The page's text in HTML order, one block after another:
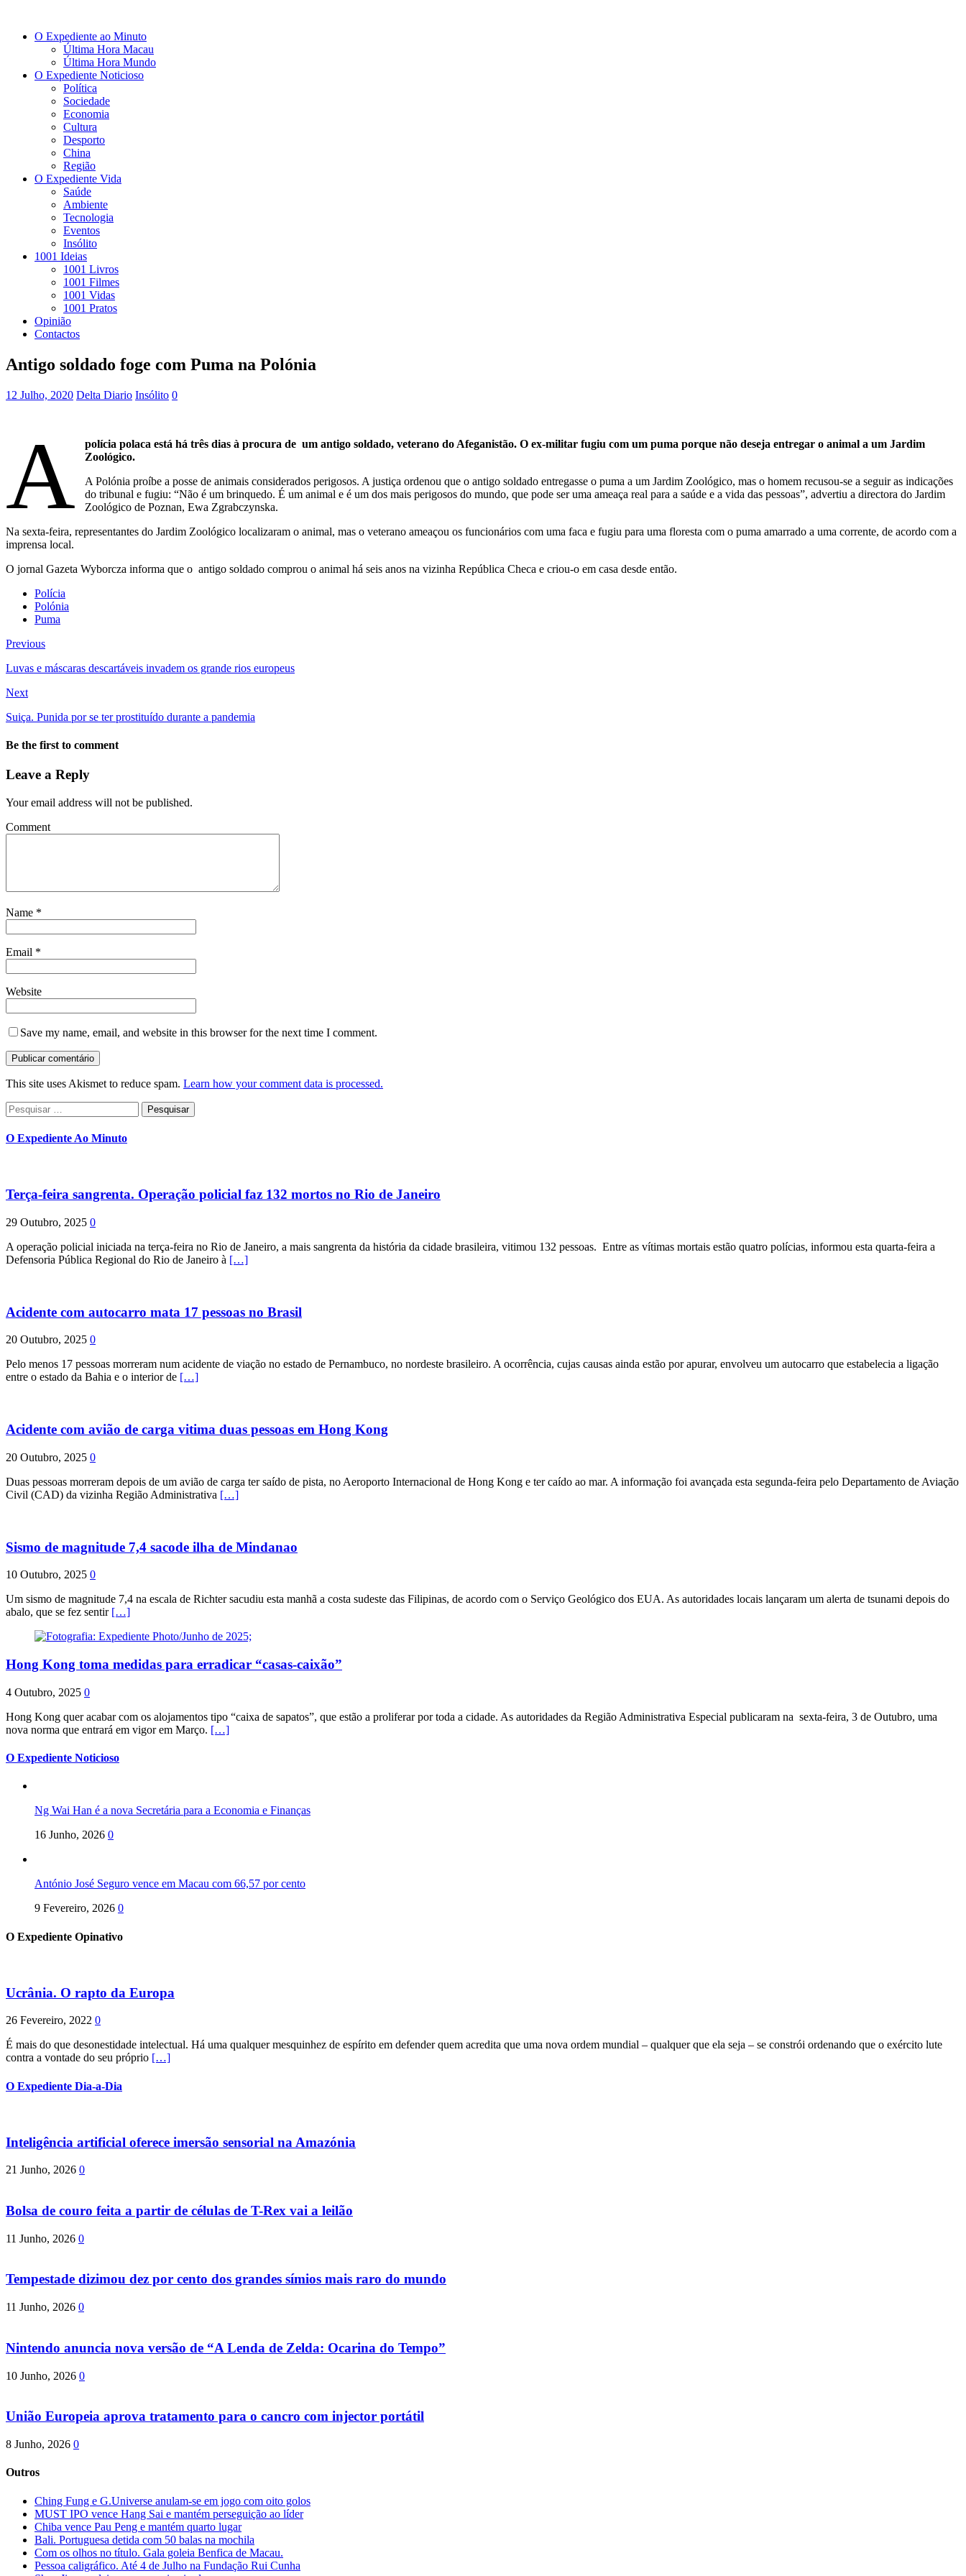
O Expediente ao Minuto
Última Hora Macau
Última Hora Mundo
O Expediente Noticioso
Política
Sociedade
Economia
Cultura
Desporto
China
Região
O Expediente Vida
Saúde
Ambiente
Tecnologia
Eventos
Insólito
1001 Ideias
1001 Livros
1001 Filmes
1001 Vidas
1001 Pratos
Opinião
Contactos
Antigo soldado foge com Puma na Polónia
12 Julho, 2020 Delta Diario Insólito 0
A
polícia polaca está há três dias à procura de um antigo soldado, veterano do Afeganistão. O ex-militar fugiu com um puma porque não deseja entregar o animal a um Jardim
Zoológico.
A Polónia proíbe a posse de animais considerados perigosos. A justiça ordenou que o antigo soldado entregasse o puma a um Jardim Zoológico, mas o homem recusou-se a seguir as indicações
do tribunal e fugiu: “Não é um brinquedo. É um animal e é um dos mais perigosos do mundo, que pode ser uma ameaça real para a saúde e a vida das pessoas”, advertiu a directora do Jardim
Zoológico de Poznan, Ewa Zgrabczynska.
Na sexta-feira, representantes do Jardim Zoológico localizaram o animal, mas o veterano ameaçou os funcionários com uma faca e fugiu para uma floresta com o puma amarrado a uma corrente, de acordo com a
imprensa local.
O jornal Gazeta Wyborcza informa que o antigo soldado comprou o animal há seis anos na vizinha República Checa e criou-o em casa desde então.
Polícia
Polónia
Puma
Previous
Luvas e máscaras descartáveis invadem os grande rios europeus
Next
Suiça. Punida por se ter prostituído durante a pandemia
Be the first to comment
Leave a Reply
Your email address will not be published.
Comment
Name *
Email *
Website
Save my name, email, and website in this browser for the next time I comment.
This site uses Akismet to reduce spam. Learn how your comment data is processed.
Pesquisar
por:
O Expediente Ao Minuto
Terça-feira sangrenta. Operação policial faz 132 mortos no Rio de Janeiro
29 Outubro, 2025 0
A operação policial iniciada na terça-feira no Rio de Janeiro, a mais sangrenta da história da cidade brasileira, vitimou 132 pessoas. Entre as vítimas mortais estão quatro polícias, informou esta quarta-feira a
Defensoria Pública Regional do Rio de Janeiro à […]
Acidente com autocarro mata 17 pessoas no Brasil
20 Outubro, 2025 0
Pelo menos 17 pessoas morreram num acidente de viação no estado de Pernambuco, no nordeste brasileiro. A ocorrência, cujas causas ainda estão por apurar, envolveu um autocarro que estabelecia a ligação
entre o estado da Bahia e o interior de […]
Acidente com avião de carga vitima duas pessoas em Hong Kong
20 Outubro, 2025 0
Duas pessoas morreram depois de um avião de carga ter saído de pista, no Aeroporto Internacional de Hong Kong e ter caído ao mar. A informação foi avançada esta segunda-feira pelo Departamento de Aviação
Civil (CAD) da vizinha Região Administrativa […]
Sismo de magnitude 7,4 sacode ilha de Mindanao
10 Outubro, 2025 0
Um sismo de magnitude 7,4 na escala de Richter sacudiu esta manhã a costa sudeste das Filipinas, de acordo com o Serviço Geológico dos EUA. As autoridades locais lançaram um alerta de tsunami depois do
abalo, que se fez sentir […]
Hong Kong toma medidas para erradicar “casas-caixão”
4 Outubro, 2025 0
Hong Kong quer acabar com os alojamentos tipo “caixa de sapatos”, que estão a proliferar por toda a cidade. As autoridades da Região Administrativa Especial publicaram na sexta-feira, 3 de Outubro, uma
nova norma que entrará em vigor em Março. […]
O Expediente Noticioso
Ng Wai Han é a nova Secretária para a Economia e Finanças
16 Junho, 2026 0
António José Seguro vence em Macau com 66,57 por cento
9 Fevereiro, 2026 0
O Expediente Opinativo
Ucrânia. O rapto da Europa
26 Fevereiro, 2022 0
É mais do que desonestidade intelectual. Há uma qualquer mesquinhez de espírito em defender quem acredita que uma nova ordem mundial – qualquer que ela seja – se constrói ordenando que o exército lute
contra a vontade do seu próprio […]
O Expediente Dia-a-Dia
Inteligência artificial oferece imersão sensorial na Amazónia
21 Junho, 2026 0
Bolsa de couro feita a partir de células de T-Rex vai a leilão
11 Junho, 2026 0
Tempestade dizimou dez por cento dos grandes símios mais raro do mundo
11 Junho, 2026 0
Nintendo anuncia nova versão de “A Lenda de Zelda: Ocarina do Tempo”
10 Junho, 2026 0
União Europeia aprova tratamento para o cancro com injector portátil
8 Junho, 2026 0
Outros
Ching Fung e G.Universe anulam-se em jogo com oito golos
MUST IPO vence Hang Sai e mantém perseguição ao líder
Chiba vence Pau Peng e mantém quarto lugar
Bali. Portuguesa detida com 50 balas na mochila
Com os olhos no título. Gala goleia Benfica de Macau.
Pessoa caligráfico. Até 4 de Julho na Fundação Rui Cunha